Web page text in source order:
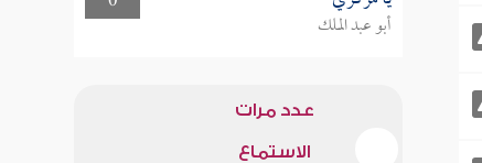
أبو عبد الملك
عدد مرات
الاستماع